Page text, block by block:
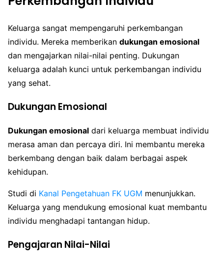
Keluarga sangat mempengaruhi perkembangan
individu. Mereka memberikan dukungan emosional
dan mengajarkan nilai-nilai penting. Dukungan
keluarga adalah kunci untuk perkembangan individu
yang sehat.
Dukungan Emosional
Dukungan emosional dari keluarga membuat individu
merasa aman dan percaya diri. Ini membantu mereka
berkembang dengan baik dalam berbagai aspek
kehidupan.
Studi di Kanal Pengetahuan FK UGM menunjukkan.
Keluarga yang mendukung emosional kuat membantu
individu menghadapi tantangan hidup.
Pengajaran Nilai-Nilai